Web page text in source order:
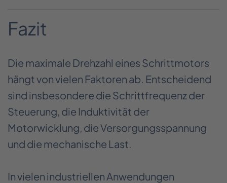
Fazit
Die maximale Drehzahl eines Schrittmotors
hängt von vielen Faktoren ab. Entscheidend
sind insbesondere die Schrittfrequenz der
Steuerung, die Induktivität der
Motorwicklung, die Versorgungsspannung
und die mechanische Last.
In vielen industriellen Anwendungen